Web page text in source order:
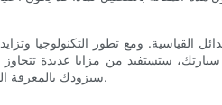
القياسية. ومع تطور التكنولوجيا
ستستفيد من مزايا عديدة
سيزودك بالمعرفة اللازمة لاتخاذ قرار مدروس عند ترقية أو صيانة نظام الفرامل في سيارتك.